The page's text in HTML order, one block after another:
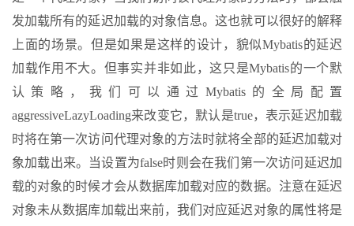
发加载所有的延迟加载的对象信息。这也就可以很好的解释
上面的场景。但是如果是这样的设计，貌似Mybatis的延迟
加载作用不大。但事实并非如此，这只是Mybatis的一个默
认策略，我们可以通过Mybatis的全局配置
aggressiveLazyLoading来改变它，默认是true，表示延迟加载
时将在第一次访问代理对象的方法时就将全部的延迟加载对
象加载出来。当设置为false时则会在我们第一次访问延迟加
载的对象的时候才会从数据库加载对应的数据。注意在延迟
对象未从数据库加载出来前，我们对应延迟对象的属性将是